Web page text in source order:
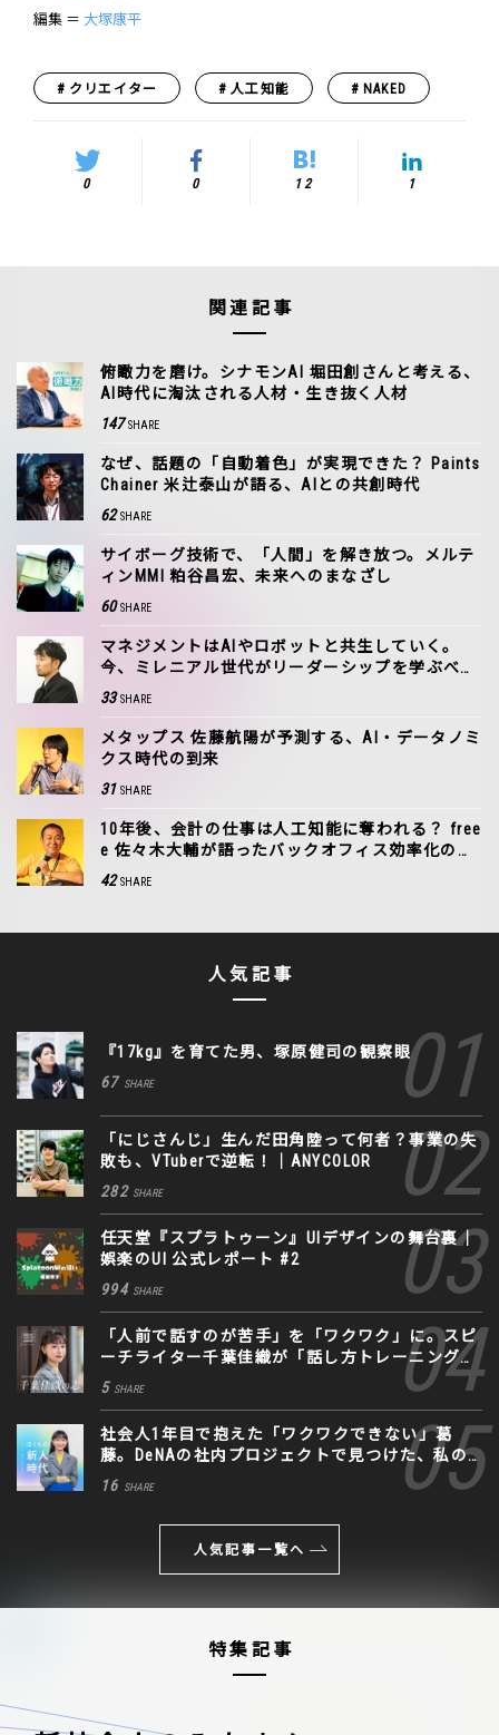
編集 ＝ 大塚康平
クリエイター 人工知能 NAKED
0 0 12 1
関連記事
俯瞰力を磨け。シナモンAI 堀田創さんと考える、
AI時代に淘汰される人材・生き抜く人材
147 SHARE
なぜ、話題の「自動着色」が実現できた？ Paints
Chainer 米辻泰山が語る、AIとの共創時代
62 SHARE
サイボーグ技術で、「人間」を解き放つ。メルテ
ィンMMI 粕谷昌宏、未来へのまなざし
60 SHARE
マネジメントはAIやロボットと共生していく。
今、ミレニアル世代がリーダーシップを学ぶべき
理由｜横石崇
33 SHARE
メタップス 佐藤航陽が予測する、AI・データノミ
クス時代の到来
31 SHARE
10年後、会計の仕事は人工知能に奪われる？ free
e 佐々木大輔が語ったバックオフィス効率化の未
来
42 SHARE
人気記事
『17kg』を育てた男、塚原健司の観察眼
67 SHARE
「にじさんじ」生んだ田角陸って何者？事業の失
敗も、VTuberで逆転！｜ANYCOLOR
282 SHARE
任天堂『スプラトゥーン』UIデザインの舞台裏｜
娯楽のUI 公式レポート #2
994 SHARE
「人前で話すのが苦手」を「ワクワク」に。スピ
ーチライター千葉佳織が「話し方トレーニング」
に込めた思い
5 SHARE
社会人1年目で抱えた「ワクワクできない」葛
藤。DeNAの社内プロジェクトで見つけた、私の
生きる道
16 SHARE
人気記事一覧へ
特集記事